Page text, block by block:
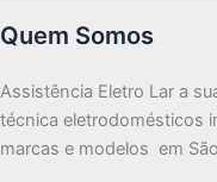
Quem Somos
Assistência Eletro Lar a
técnica eletrodomésticos
marcas e modelos em